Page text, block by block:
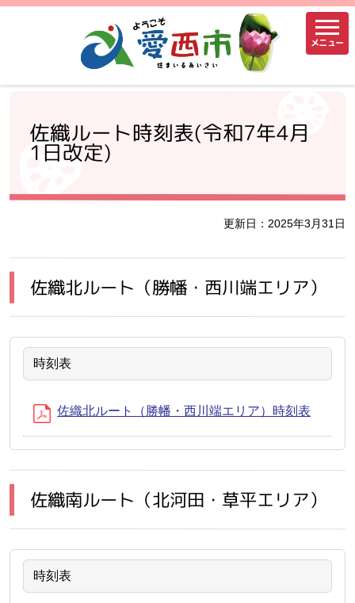
メニュー
佐織ルート時刻表(令和7年4月
1日改定)
更新日：2025年3月31日
佐織北ルート（勝幡・西川端エリア）
時刻表
佐織北ルート（勝幡・西川端エリア）時刻表
佐織南ルート（北河田・草平エリア）
時刻表